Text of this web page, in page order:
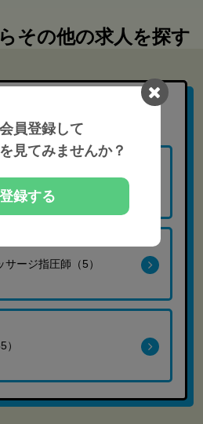
その他の求人を探す
種から探す
サージ指圧師（5）
員登録して
見てみませんか？
登録する